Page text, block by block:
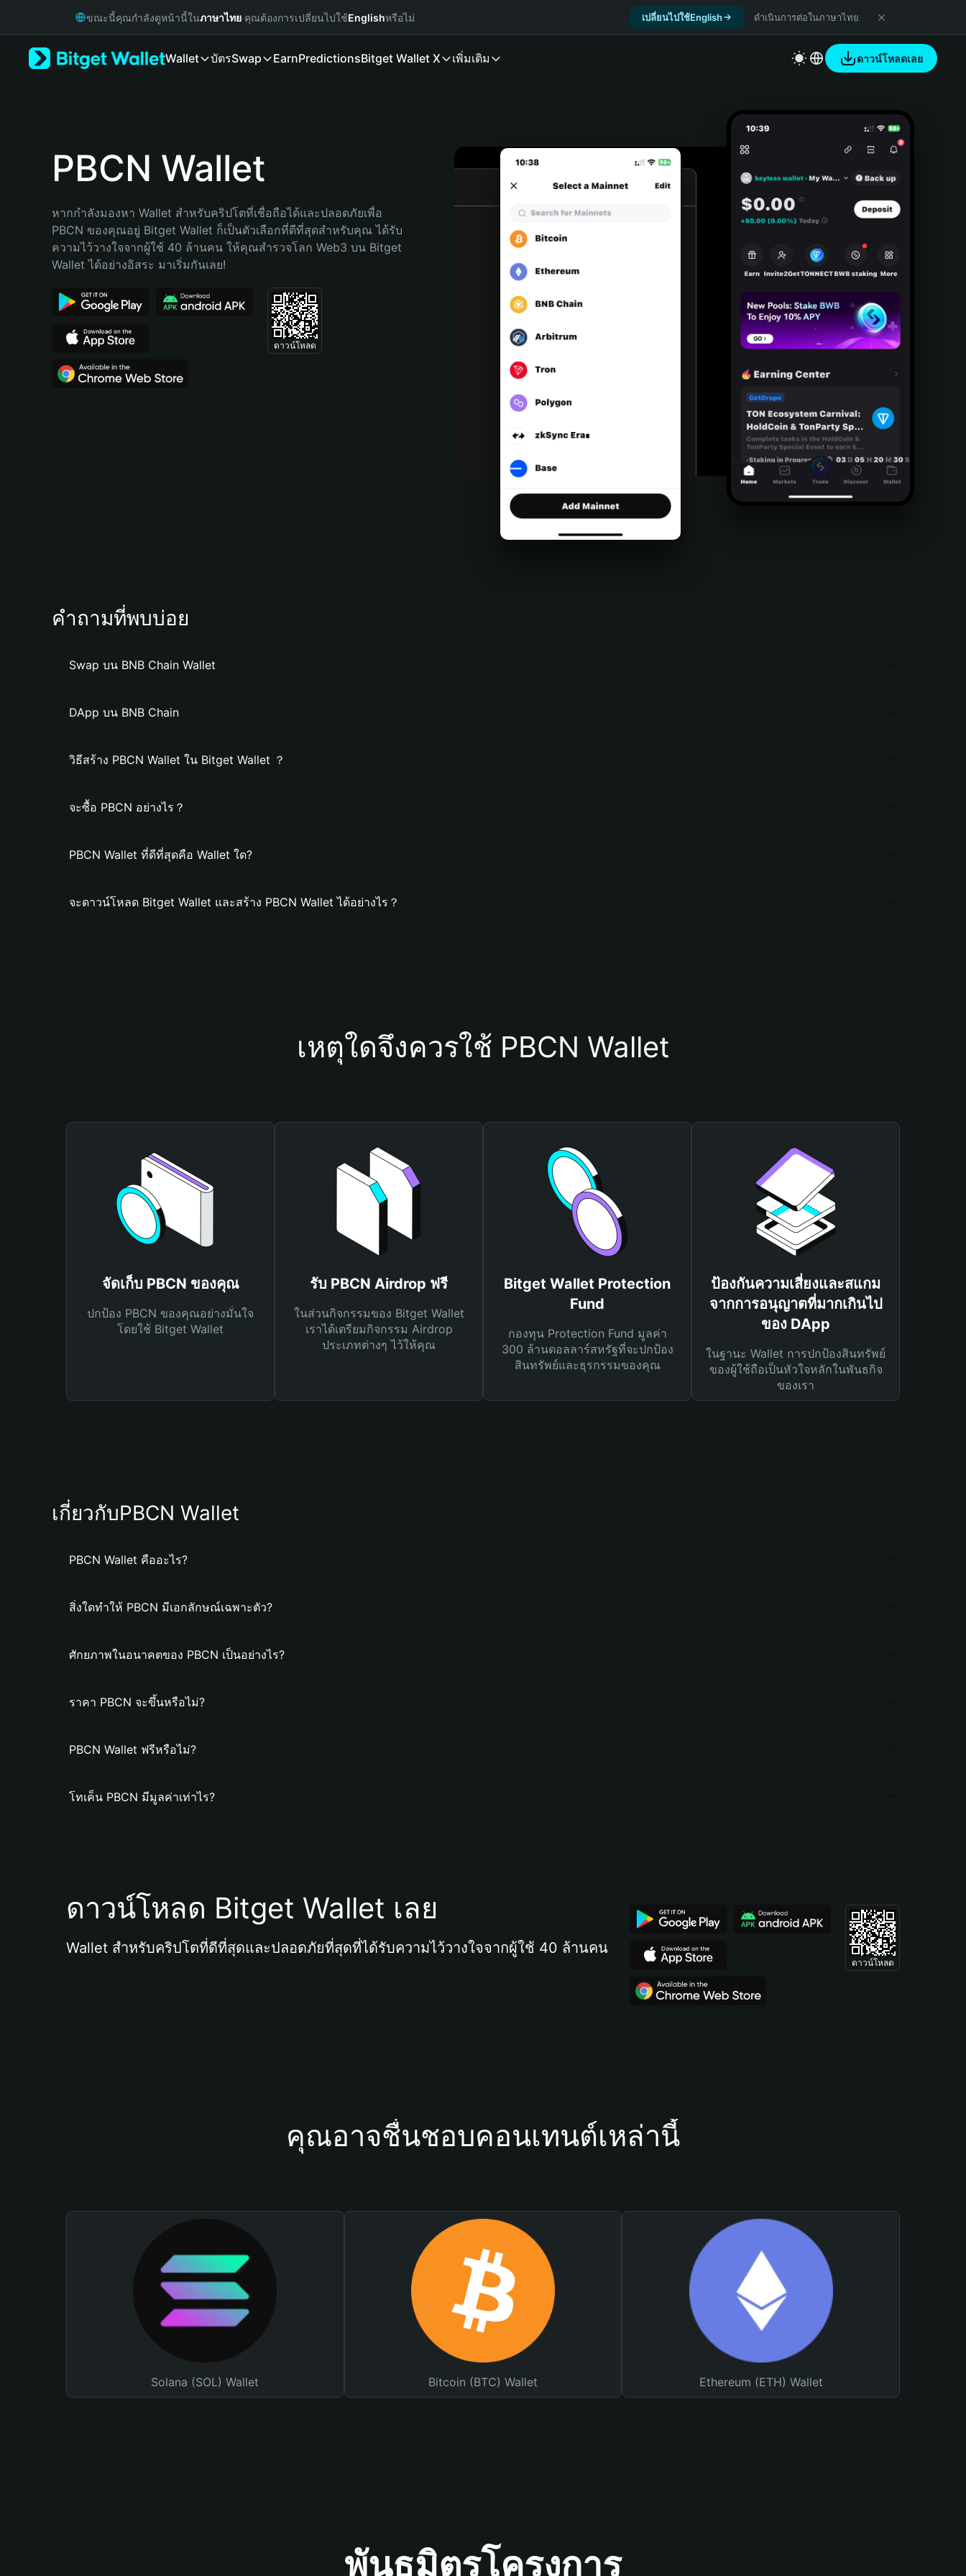
Русский
Bahasa Indonesia
Português (Brasil)
ขณะนี้คุณกำลังดูหน้านี้ในภาษาไทย คุณต้องการเปลี่ยนไปใช้Englishหรือไม่ เปลี่ยนไปใช้English ดำเนินการต่อในภาษาไทย
Wallet บัตรSwap EarnPredictionsBitget Wallet X เพิ่มเติม ดาวน์โหลดเลย
PBCN Wallet
หากกำลังมองหา Wallet สำหรับคริปโตที่เชื่อถือได้และปลอดภัยเพื่อ
PBCN ของคุณอยู่ Bitget Wallet ก็เป็นตัวเลือกที่ดีที่สุดสำหรับคุณ ได้รับ
ความไว้วางใจจากผู้ใช้ 40 ล้านคน ให้คุณสำรวจโลก Web3 บน Bitget
Wallet ได้อย่างอิสระ มาเริ่มกันเลย!
ดาวน์โหลด
คำถามที่พบบ่อย
Swap บน BNB Chain Wallet
DApp บน BNB Chain
วิธีสร้าง PBCN Wallet ใน Bitget Wallet ？
จะซื้อ PBCN อย่างไร？
PBCN Wallet ที่ดีที่สุดคือ Wallet ใด?
จะดาวน์โหลด Bitget Wallet และสร้าง PBCN Wallet ได้อย่างไร？
เหตุใดจึงควรใช้ PBCN Wallet
จัดเก็บ PBCN ของคุณ
ปกป้อง PBCN ของคุณอย่างมั่นใจ
โดยใช้ Bitget Wallet
รับ PBCN Airdrop ฟรี
ในส่วนกิจกรรมของ Bitget Wallet
เราได้เตรียมกิจกรรม Airdrop
ประเภทต่างๆ ไว้ให้คุณ
Bitget Wallet Protection
Fund
กองทุน Protection Fund มูลค่า
300 ล้านดอลลาร์สหรัฐที่จะปกป้อง
สินทรัพย์และธุรกรรมของคุณ
ป้องกันความเสี่ยงและสแกม
จากการอนุญาตที่มากเกินไป
ของ DApp
ในฐานะ Wallet การปกป้องสินทรัพย์
ของผู้ใช้ถือเป็นหัวใจหลักในพันธกิจ
ของเรา
เกี่ยวกับPBCN Wallet
PBCN Wallet คืออะไร?
สิ่งใดทำให้ PBCN มีเอกลักษณ์เฉพาะตัว?
ศักยภาพในอนาคตของ PBCN เป็นอย่างไร?
ราคา PBCN จะขึ้นหรือไม่?
PBCN Wallet ฟรีหรือไม่?
โทเค็น PBCN มีมูลค่าเท่าไร?
ดาวน์โหลด Bitget Wallet เลย
Wallet สำหรับคริปโตที่ดีที่สุดและปลอดภัยที่สุดที่ได้รับความไว้วางใจจากผู้ใช้ 40 ล้านคน
ดาวน์โหลด
คุณอาจชื่นชอบคอนเทนต์เหล่านี้
Solana (SOL) Wallet Bitcoin (BTC) Wallet Ethereum (ETH) Wallet
พันธมิตรโครงการ